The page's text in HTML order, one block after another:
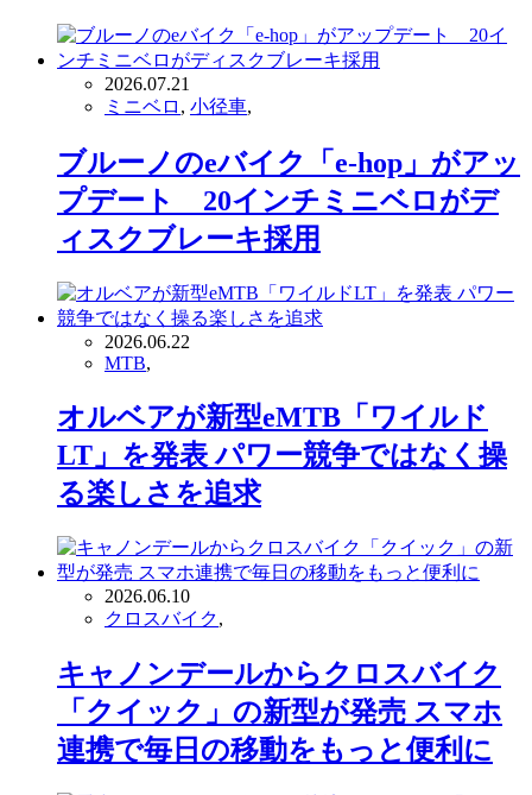
2026.07.21
ミニベロ , 小径車,
ブルーノのeバイク「e-hop」がアッ
プデート 20インチミニベロがデ
ィスクブレーキ採用
2026.06.22
MTB,
オルベアが新型eMTB「ワイルド
LT」を発表 パワー競争ではなく操
る楽しさを追求
2026.06.10
クロスバイク,
キャノンデールからクロスバイク
「クイック」の新型が発売 スマホ
連携で毎日の移動をもっと便利に